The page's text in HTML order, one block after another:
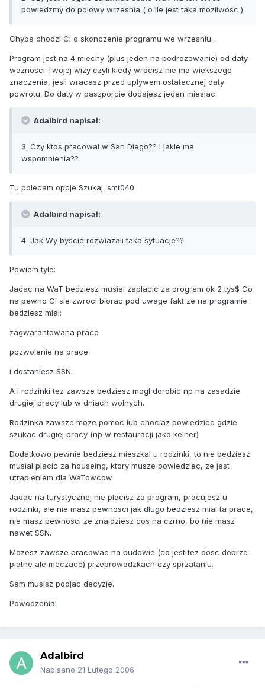
powiedzmy do polowy wrzesnia ( o ile jest taka mozliwosc )
Chyba chodzi Ci o skonczenie programu we wrzesniu..
Program jest na 4 miechy (plus jeden na podrozowanie) od daty
waznosci Twojej wizy czyli kiedy wrocisz nie ma wiekszego
znaczenia, jesli wracasz przed uplywem ostatecznej daty
powrotu. Do daty w paszporcie dodajesz jeden miesiac.
Adalbird napisał:
3. Czy ktos pracowal w San Diego?? I jakie ma
wspomnienia??
Tu polecam opcje Szukaj :smt040
Adalbird napisał:
4. Jak Wy byscie rozwiazali taka sytuacje??
Powiem tyle:
Jadac na WaT bedziesz musial zaplacic za program ok 2 tys$ Co
na pewno Ci sie zwroci biorac pod uwage fakt ze na programie
bedziesz mial:
zagwarantowana prace
pozwolenie na prace
i dostaniesz SSN.
A i rodzinki tez zawsze bedziesz mogl dorobic np na zasadzie
drugiej pracy lub w dniach wolnych.
Rodzinka zawsze moze pomoc lub chociaz powiedziec gdzie
szukac drugiej pracy (np w restauracji jako kelner)
Dodatkowo pewnie bedziesz mieszkal u rodzinki, to nie bedziesz
musial placic za houseing, ktory musze powiedziec, ze jest
utrapieniem dla WaTowcow
Jadac na turystycznej nie placisz za program, pracujesz u
rodzinki, ale nie masz pewnosci jak dlugo bedziesz mial ta prace,
nie masz pewnosci ze znajdziesz cos na czrno, bo nie masz
nawet SSN.
Mozesz zawsze pracowac na budowie (co jest tez dosc dobrze
platne ale meczace) przeprowadzkach czy sprzataniu.
Sam musisz podjac decyzje.
Powodzenia!
Adalbird
Napisano 21 Lutego 2006